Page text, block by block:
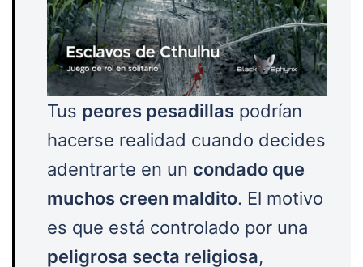
Tus peores pesadillas podrían
hacerse realidad cuando decides
adentrarte en un condado que
muchos creen maldito. El motivo
es que está controlado por una
peligrosa secta religiosa,